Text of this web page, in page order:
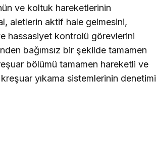
ve koltuk hareketlerinin
aletlerin aktif hale gelmesini,
hassasiyet kontrolü görevlerini
bağımsız bir şekilde tamamen
bölümü tamamen hareketli ve
yıkama sistemlerinin denetimi